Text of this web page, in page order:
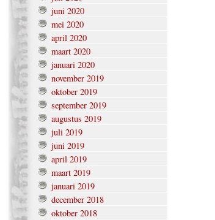
juni 2020
mei 2020
april 2020
maart 2020
januari 2020
november 2019
oktober 2019
september 2019
augustus 2019
juli 2019
juni 2019
april 2019
maart 2019
januari 2019
december 2018
oktober 2018